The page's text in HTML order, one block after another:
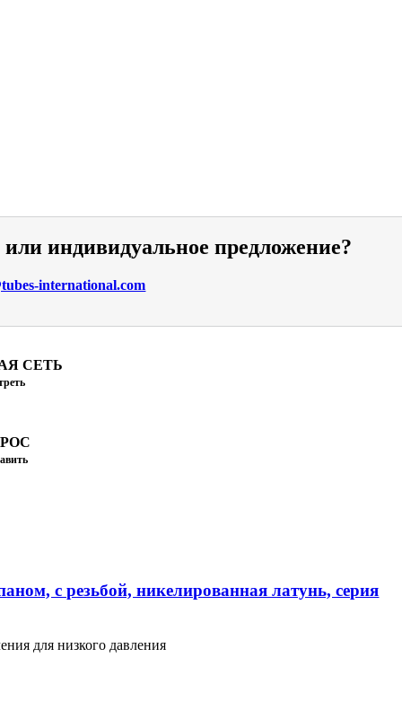
индивидуальное предложение?
international.com
СЕТЬ
с резьбой, никелированная латунь, серия
для низкого давления